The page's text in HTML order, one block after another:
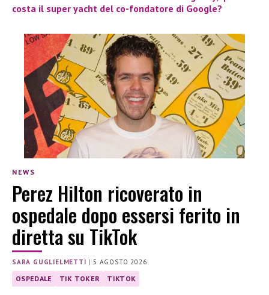
costa il super yacht del co-fondatore di Google?
NEWS
Perez Hilton ricoverato in
ospedale dopo essersi ferito in
diretta su TikTok
SARA GUGLIELMETTI |5 AGOSTO 2026
OSPEDALE TIK TOKER TIKTOK